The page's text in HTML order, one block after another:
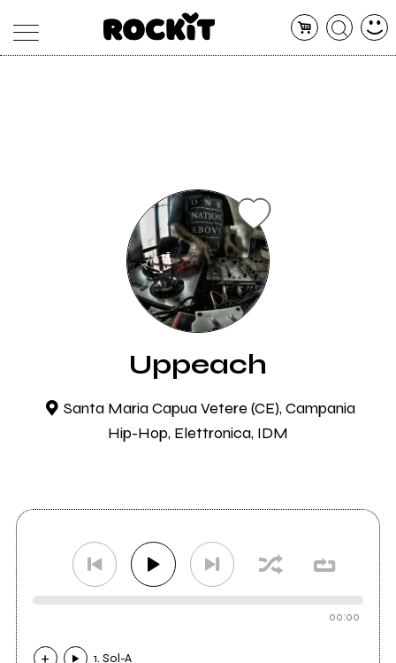
Uppeach
Santa Maria Capua Vetere (CE), Campania
Hip-Hop, Elettronica, IDM
00:00
1. Sol-A